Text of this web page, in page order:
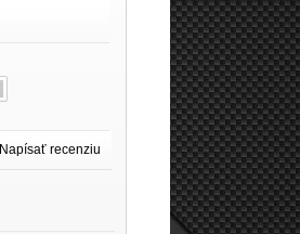
Napísať recenziu